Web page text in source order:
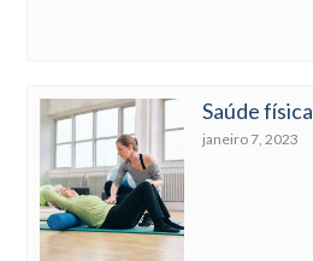
Saúde física
janeiro 7, 2023